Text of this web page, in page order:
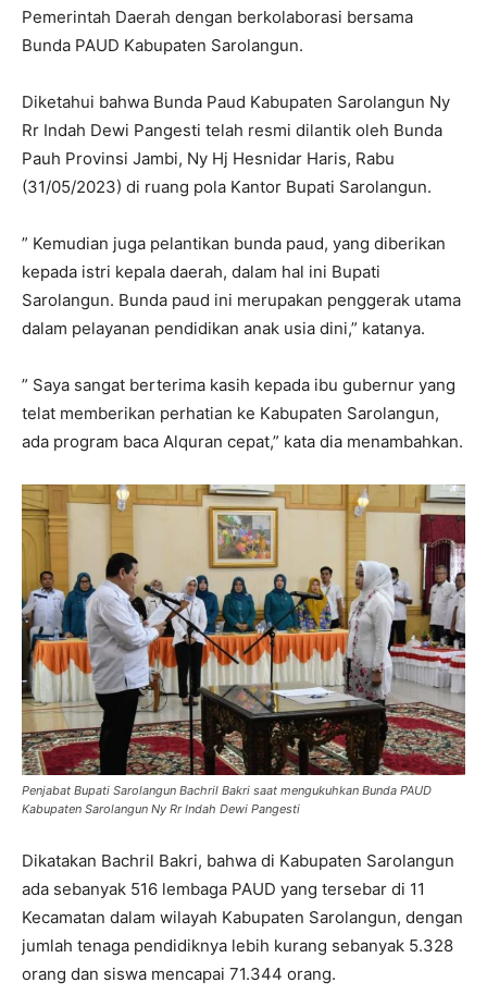
Pemerintah Daerah dengan berkolaborasi bersama
Bunda PAUD Kabupaten Sarolangun.
Diketahui bahwa Bunda Paud Kabupaten Sarolangun Ny
Rr Indah Dewi Pangesti telah resmi dilantik oleh Bunda
Pauh Provinsi Jambi, Ny Hj Hesnidar Haris, Rabu
(31/05/2023) di ruang pola Kantor Bupati Sarolangun.
” Kemudian juga pelantikan bunda paud, yang diberikan
kepada istri kepala daerah, dalam hal ini Bupati
Sarolangun. Bunda paud ini merupakan penggerak utama
dalam pelayanan pendidikan anak usia dini,” katanya.
” Saya sangat berterima kasih kepada ibu gubernur yang
telat memberikan perhatian ke Kabupaten Sarolangun,
ada program baca Alquran cepat,” kata dia menambahkan.
Penjabat Bupati Sarolangun Bachril Bakri saat mengukuhkan Bunda PAUD
Kabupaten Sarolangun Ny Rr Indah Dewi Pangesti
Dikatakan Bachril Bakri, bahwa di Kabupaten Sarolangun
ada sebanyak 516 lembaga PAUD yang tersebar di 11
Kecamatan dalam wilayah Kabupaten Sarolangun, dengan
jumlah tenaga pendidiknya lebih kurang sebanyak 5.328
orang dan siswa mencapai 71.344 orang.